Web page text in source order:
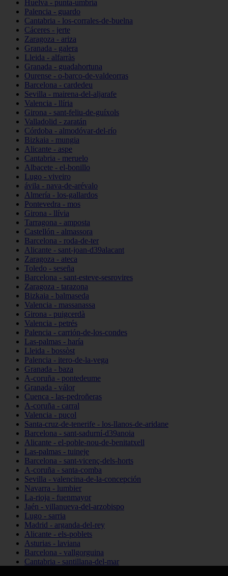
Huelva - punta-umbría
Palencia - guardo
Cantabria - los-corrales-de-buelna
Cáceres - jerte
Zaragoza - ariza
Granada - galera
Lleida - alfarràs
Granada - guadahortuna
Ourense - o-barco-de-valdeorras
Barcelona - cardedeu
Sevilla - mairena-del-aljarafe
Valencia - llíria
Girona - sant-feliu-de-guíxols
Valladolid - zaratán
Córdoba - almodóvar-del-río
Bizkaia - mungia
Alicante - aspe
Cantabria - meruelo
Albacete - el-bonillo
Lugo - viveiro
ávila - nava-de-arévalo
Almería - los-gallardos
Pontevedra - mos
Girona - llívia
Tarragona - amposta
Castellón - almassora
Barcelona - roda-de-ter
Alicante - sant-joan-d39alacant
Zaragoza - ateca
Toledo - seseña
Barcelona - sant-esteve-sesrovires
Zaragoza - tarazona
Bizkaia - balmaseda
Valencia - massanassa
Girona - puigcerdà
Valencia - petrés
Palencia - carrión-de-los-condes
Las-palmas - haría
Lleida - bossòst
Palencia - itero-de-la-vega
Granada - baza
A-coruña - pontedeume
Granada - válor
Cuenca - las-pedroñeras
A-coruña - carral
Valencia - puçol
Santa-cruz-de-tenerife - los-llanos-de-aridane
Barcelona - sant-sadurní-d39anoia
Alicante - el-poble-nou-de-benitatxell
Las-palmas - tuineje
Barcelona - sant-vicenç-dels-horts
A-coruña - santa-comba
Sevilla - valencina-de-la-concepción
Navarra - lumbier
La-rioja - fuenmayor
Jaén - villanueva-del-arzobispo
Lugo - sarria
Madrid - arganda-del-rey
Alicante - els-poblets
Asturias - laviana
Barcelona - vallgorguina
Cantabria - santillana-del-mar